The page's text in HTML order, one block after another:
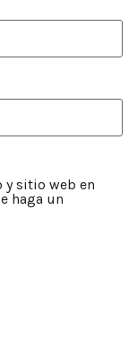
y sitio web en
haga un